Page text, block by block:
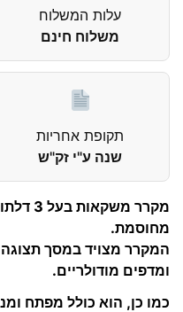
עלות המשלוח
משלוח חינם
תקופת אחריות
שנה ע"י זק"ש
מקרר
מחוסמת.
ומדפים מודולריים.
כמו כן, הוא כולל מפתח